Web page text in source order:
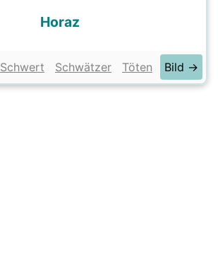
Horaz
Schwert Schwätzer Töten Bild →